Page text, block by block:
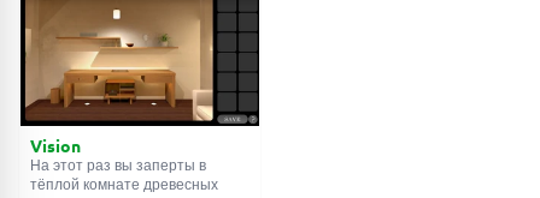
Vision
На этот раз вы заперты в
тёплой комнате древесных